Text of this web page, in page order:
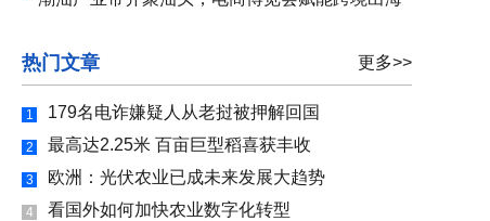
更多>>
热门文章
1 179名电诈嫌疑人从老挝被押解回国
2 最高达2.25米 百亩巨型稻喜获丰收
3 欧洲：光伏农业已成未来发展大趋势
4 看国外如何加快农业数字化转型